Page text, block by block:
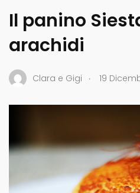
Il panino
arachidi
Clara e Gigi . 19